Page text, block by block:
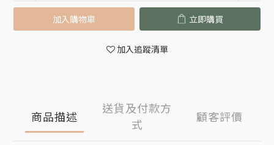
加入購物車 立即購買
加入追蹤清單
商品描述
送貨及付款方
式
顧客評價